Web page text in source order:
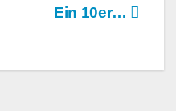
Ein 10er…